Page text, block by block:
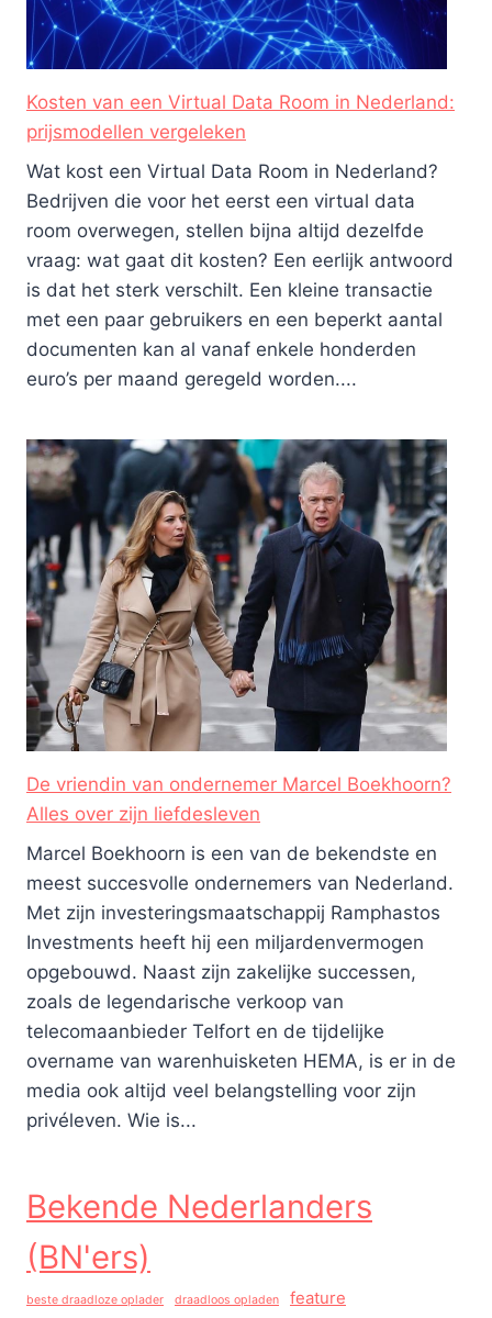
Kosten van een Virtual Data Room in Nederland:
prijsmodellen vergeleken
Wat kost een Virtual Data Room in Nederland?
Bedrijven die voor het eerst een virtual data
room overwegen, stellen bijna altijd dezelfde
vraag: wat gaat dit kosten? Een eerlijk antwoord
is dat het sterk verschilt. Een kleine transactie
met een paar gebruikers en een beperkt aantal
documenten kan al vanaf enkele honderden
euro’s per maand geregeld worden....
De vriendin van ondernemer Marcel Boekhoorn?
Alles over zijn liefdesleven
Marcel Boekhoorn is een van de bekendste en
meest succesvolle ondernemers van Nederland.
Met zijn investeringsmaatschappij Ramphastos
Investments heeft hij een miljardenvermogen
opgebouwd. Naast zijn zakelijke successen,
zoals de legendarische verkoop van
telecomaanbieder Telfort en de tijdelijke
overname van warenhuisketen HEMA, is er in de
media ook altijd veel belangstelling voor zijn
privéleven. Wie is...
Bekende Nederlanders
(BN'ers)
beste draadloze oplader draadloos opladen feature